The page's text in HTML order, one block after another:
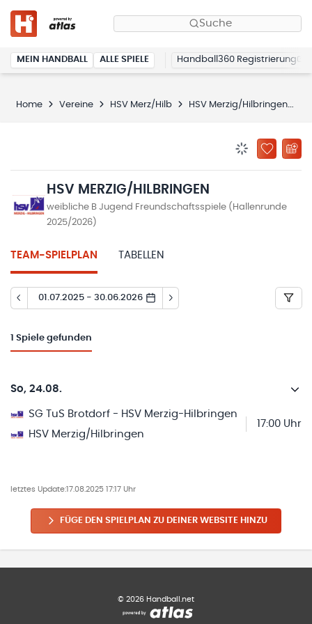
Suche
MEIN HANDBALL ALLE SPIELE Handball360 Registrierung
Home Vereine HSV Merz/Hilb HSV Merzig/Hilbringen
ZU
HSV MERZIG/HILBRINGEN
weibliche B Jugend Freundschaftsspiele (Hallenrunde
2025/2026)
TEAM-SPIELPLAN TABELLEN
01.07.2025 - 30.06.2026
Spiele gefunden
So, 24.08.
SG TuS Brotdorf - HSV Merzig-Hilbringen
HSV Merzig/Hilbringen
17:00 Uhr
letztes Update:17.08.2025 17:17 Uhr
FÜGE DEN SPIELPLAN ZU DEINER WEBSITE HINZU
© 2026 Handball.net